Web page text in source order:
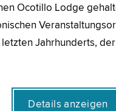
Ocotillo Lodge
Jahrhunderts,
Details anzeigen